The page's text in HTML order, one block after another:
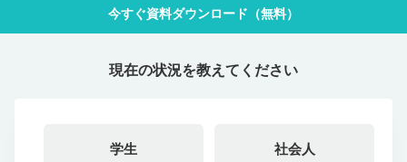
今すぐ資料ダウンロード（無料）
現在の状況を教えてください
学生 社会人